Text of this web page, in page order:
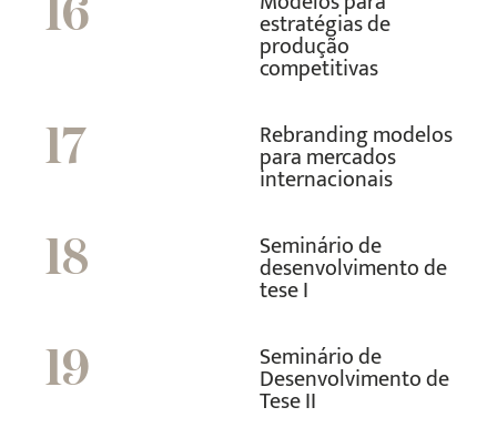
16 estratégias de
produção
competitivas
17 Rebranding modelos
para mercados
internacionais
18 Seminário de
desenvolvimento de
tese I
19 Seminário de
Desenvolvimento de
Tese II